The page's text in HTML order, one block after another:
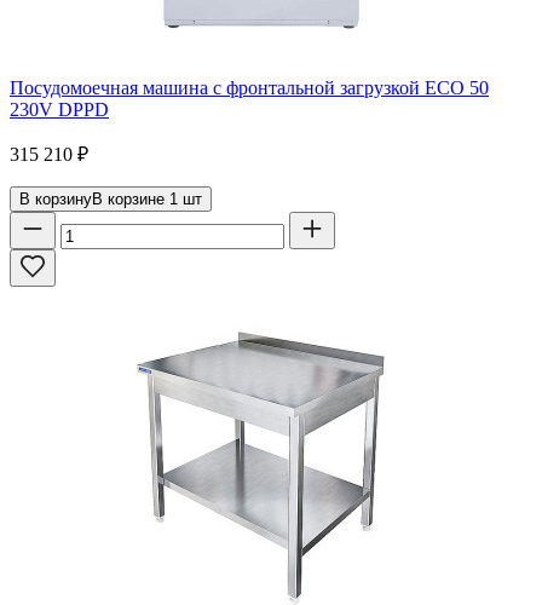
Посудомоечная машина с фронтальной загрузкой ECO 50
230V DPPD
315 210 ₽
В корзинуВ корзине 1 шт